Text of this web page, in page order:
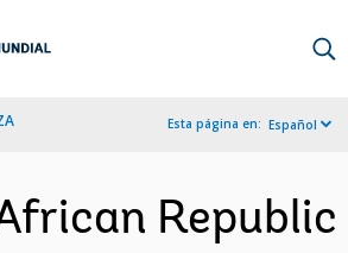
Esta página en: Español
Republic